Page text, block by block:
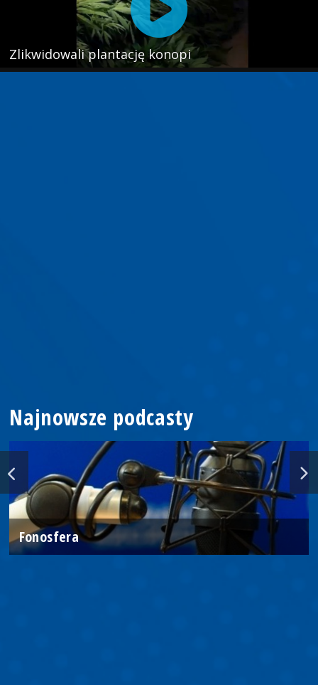
Zlikwidowali plantację konopi
Najnowsze podcasty
Fonosfera